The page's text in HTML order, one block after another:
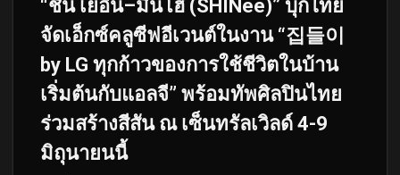
“ชิน เยอึน–มินโฮ (SHINee)” บุกไทย
จัดเอ็กซ์คลูซีฟอีเวนต์ในงาน “집들이
by LG ทุกก้าวของการใช้ชีวิตในบ้าน
เริ่มต้นกับแอลจี” พร้อมทัพศิลปินไทย
ร่วมสร้างสีสัน ณ เซ็นทรัลเวิลด์ 4-9
มิถุนายนนี้